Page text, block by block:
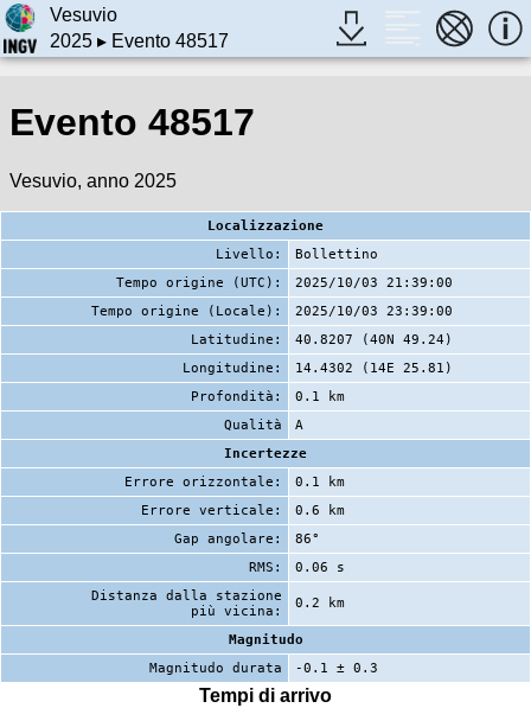
Vesuvio
2025▸ Evento 48517
Evento 48517
Vesuvio, anno 2025
Localizzazione
Livello:
Bollettino
Tempo origine (UTC):
2025/10/03 21:39:00
Tempo origine (Locale):
2025/10/03 23:39:00
Latitudine:
40.8207 (40N 49.24)
Longitudine:
14.4302 (14E 25.81)
Profondità:
0.1 km
Qualità
A
Incertezze
Errore orizzontale:
0.1 km
Errore verticale:
0.6 km
Gap angolare:
86°
RMS:
0.06 s
Distanza dalla stazione
più vicina:
0.2 km
Magnitudo
Magnitudo durata
-0.1 ± 0.3
Tempi di arrivo